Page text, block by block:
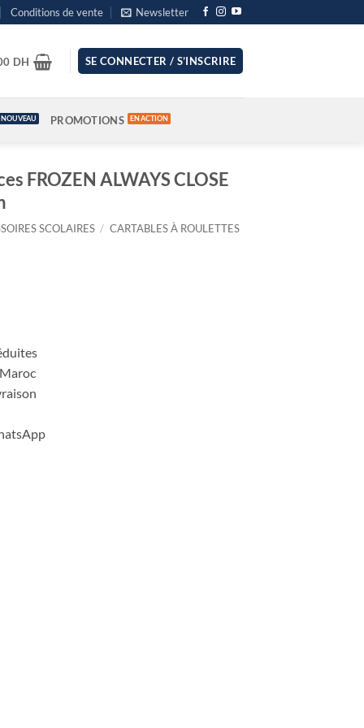
Conditions de vente Newsletter
DH SE CONNECTER / S’INSCRIRE
PROMOTIONS
FROZEN ALWAYS CLOSE
SCOLAIRES / CARTABLES À ROULETTES